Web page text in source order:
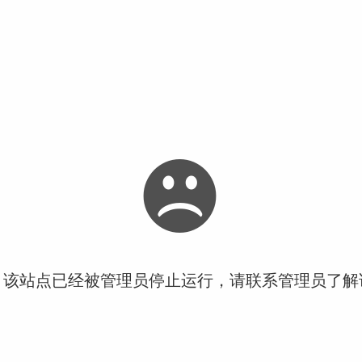
站点已经被管理员停止运行，请联系管理员了